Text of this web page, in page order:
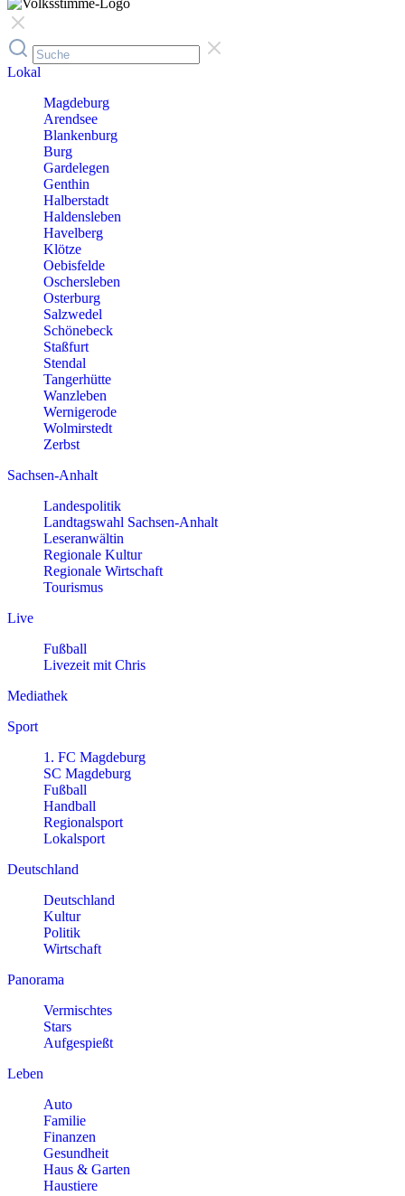
Lokal
Magdeburg
Arendsee
Blankenburg
Burg
Gardelegen
Genthin
Halberstadt
Haldensleben
Havelberg
Klötze
Oebisfelde
Oschersleben
Osterburg
Salzwedel
Schönebeck
Staßfurt
Stendal
Tangerhütte
Wanzleben
Wernigerode
Wolmirstedt
Zerbst
Sachsen-Anhalt
Landespolitik
Landtagswahl Sachsen-Anhalt
Leseranwältin
Regionale Kultur
Regionale Wirtschaft
Tourismus
Live
Fußball
Livezeit mit Chris
Mediathek
Sport
1. FC Magdeburg
SC Magdeburg
Fußball
Handball
Regionalsport
Lokalsport
Deutschland
Deutschland
Kultur
Politik
Wirtschaft
Panorama
Vermischtes
Stars
Aufgespießt
Leben
Auto
Familie
Finanzen
Gesundheit
Haus & Garten
Haustiere